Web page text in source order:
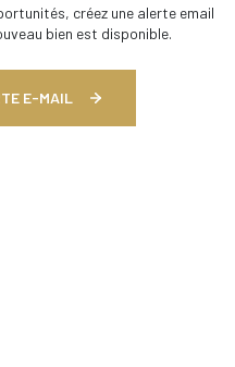
créez une alerte email
bien est disponible.
E-MAIL